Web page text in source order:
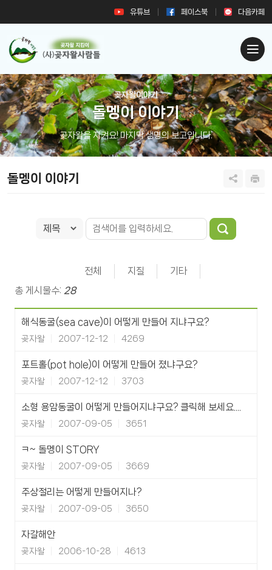
유튜브 페이스북 다음카페
곶자왈이야기
돌멩이 이야기
곶자왈을 지켜요! 마지막 생명의 보고입니다.
돌멩이 이야기
전체 지질
기타
총 게시물수: 28
해식동굴(sea cave)이 어떻게 만들어 지냐구요?
곶자왈 2007-12-12 4269
포트홀(pot hole)이 어떻게 만들어 졌냐구요?
곶자왈 2007-12-12 3703
소형 용암동굴이 어떻게 만들어지냐구요? 클릭해 보세요....
곶자왈 2007-09-05 3651
ㅋ~ 돌멩이 STORY
곶자왈 2007-09-05 3669
주상절리는 어떻게 만들어지나?
곶자왈 2007-09-05 3650
자갈해안
곶자왈 2006-10-28 4613